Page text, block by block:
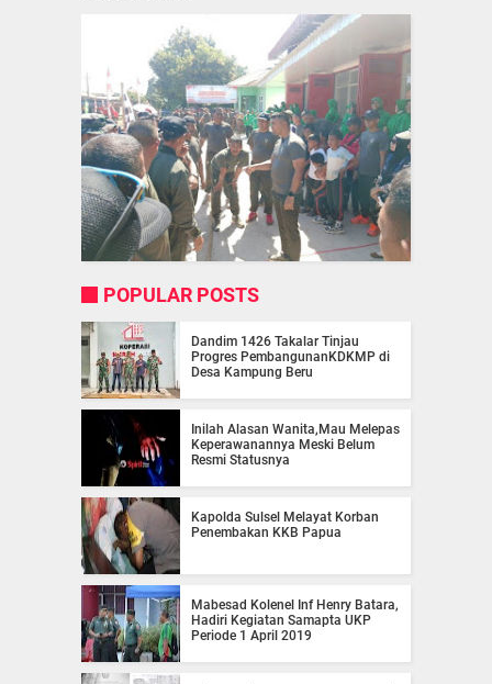
POPULAR POSTS
Dandim 1426 Takalar Tinjau
Progres PembangunanKDKMP di
Desa Kampung Beru
Inilah Alasan Wanita,Mau Melepas
Keperawanannya Meski Belum
Resmi Statusnya
Kapolda Sulsel Melayat Korban
Penembakan KKB Papua
Mabesad Kolenel Inf Henry Batara,
Hadiri Kegiatan Samapta UKP
Periode 1 April 2019